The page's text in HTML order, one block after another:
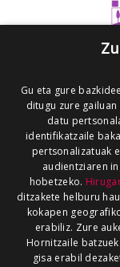
Gu eta gure
ditugu zure
datu
identifikatzaile
pertsonalizatuak
audientziaren
hobetzeko.
ditzakete helburu
kokapen
erabiliz. Zure
Hornitzaile
gisa erabil